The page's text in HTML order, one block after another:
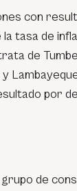
con
tasa de
de
por
de